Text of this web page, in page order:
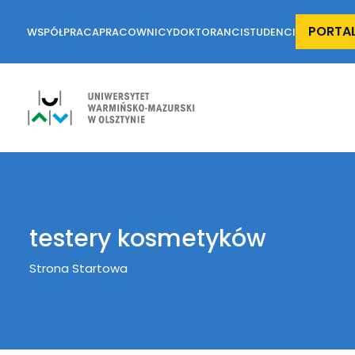
WSPÓŁPRACAPRACOWNICYDOKTORANCISTUDENCI
testery kosmetyków
Breadcrumb
Strona Startowa